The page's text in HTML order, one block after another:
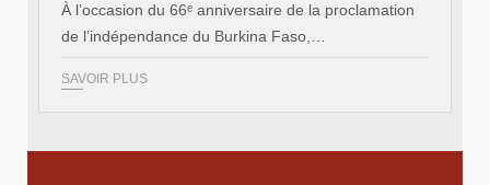
À l’occasion du 66ᵉ anniversaire de la proclamation
de l’indépendance du Burkina Faso,…
SAVOIR PLUS